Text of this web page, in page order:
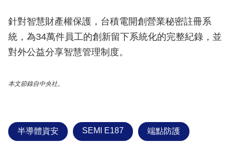
針對智慧財產權保護，台積電開創營業秘密註冊系
統，為34萬件員工的創新留下系統化的完整紀錄，並
對外公益分享智慧管理制度。
本文節錄自中央社。
半導體資安 SEMI E187 端點防護